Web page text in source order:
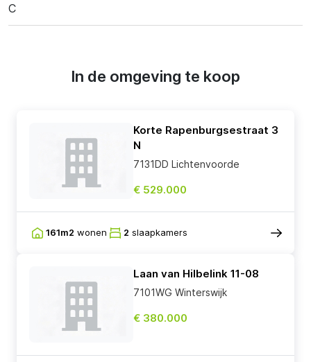
C
In de omgeving te koop
Korte Rapenburgsestraat 3
N
7131DD Lichtenvoorde
€ 529.000
161m2 wonen 2 slaapkamers
Laan van Hilbelink 11-08
7101WG Winterswijk
€ 380.000